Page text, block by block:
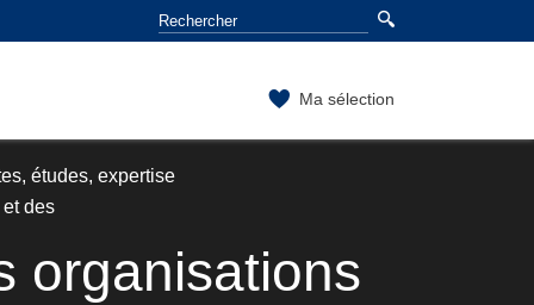
Ma sélection
études, expertise
des
organisations